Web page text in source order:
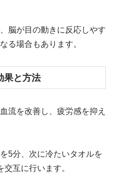
脳が目の動きに反応しやす
る場合もあります。
果と方法
流を改善し、疲労感を抑え
5分、次に冷たいタオルを
互に行います。